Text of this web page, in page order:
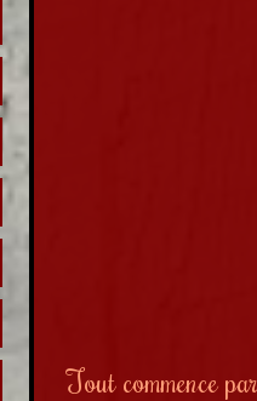
Tout commence